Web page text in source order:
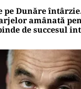
pe Dunăre
amânată
de succesul